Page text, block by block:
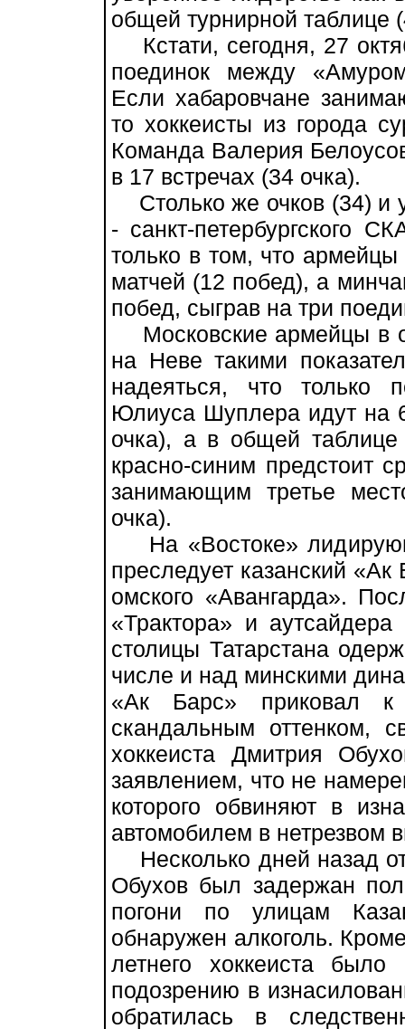
общей турнирной таблице
Кстати, сегодня, 27
поединок между
Если хабаровчане
то хоккеисты из города
Команда Валерия
в 17 встречах (34 очка).
Столько же очков (34) и
- санкт-петербургского
только в том, что
матчей (12 побед), а
побед, сыграв на три
Московские армейцы в
на Неве такими
надеяться, что
Юлиуса Шуплера идут на
очка), а в общей таблице
красно-синим предстоит
занимающим третье
очка).
На «Востоке»
преследует казанский
омского «Авангарда».
«Трактора» и
столицы Татарстана
числе и над минскими
«Ак Барс» приковал
скандальным оттенком,
хоккеиста Дмитрия
заявлением, что не
которого обвиняют в
автомобилем в нетрезвом
Несколько дней назад
Обухов был задержан
погони по улицам
обнаружен алкоголь.
летнего хоккеиста
подозрению в
обратилась в